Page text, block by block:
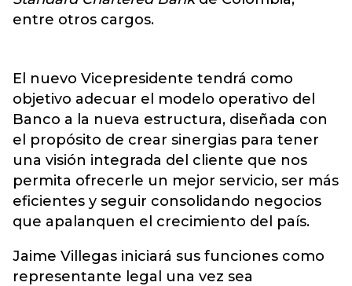
entre otros cargos.
El nuevo Vicepresidente tendrá como
objetivo adecuar el modelo operativo del
Banco a la nueva estructura, diseñada con
el propósito de crear sinergias para tener
una visión integrada del cliente que nos
permita ofrecerle un mejor servicio, ser más
eficientes y seguir consolidando negocios
que apalanquen el crecimiento del país.
Jaime Villegas iniciará sus funciones como
representante legal una vez sea